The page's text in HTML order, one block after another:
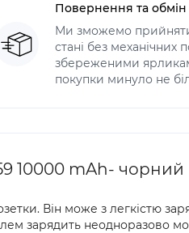
Повернення та обмін
Ми зможемо
стані без
збереженими
покупки минуло не
10000 mAh- чорний
Він може з легкістю
зарядить неодноразово